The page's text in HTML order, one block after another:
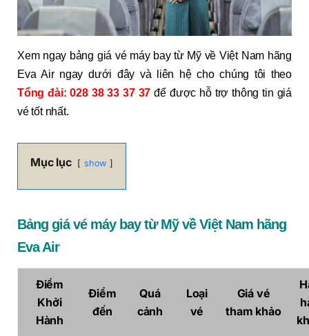
Xem ngay bảng giá vé máy bay từ Mỹ về Việt Nam hãng
Eva Air ngay dưới đây và liên hệ cho chúng tôi theo
Tổng đài: 028 38 33 37 37 để được hỗ trợ thông tin giá
vé tốt nhất.
Mục lục show
Bảng giá vé máy bay từ Mỹ về Việt Nam hãng
Eva Air
Điểm
Khởi
Hành
Điểm
đến
Quá
cảnh
Loại
vé
Giá vé
tham khảo